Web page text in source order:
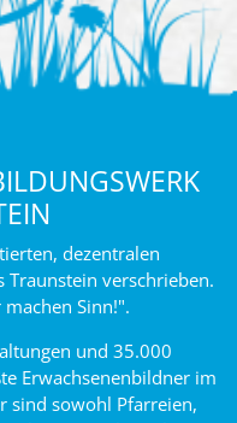
dezentralen
Traunstein verschrieben.
Sinn!".
und 35.000
Erwachsenenbildner im
sind sowohl Pfarreien,